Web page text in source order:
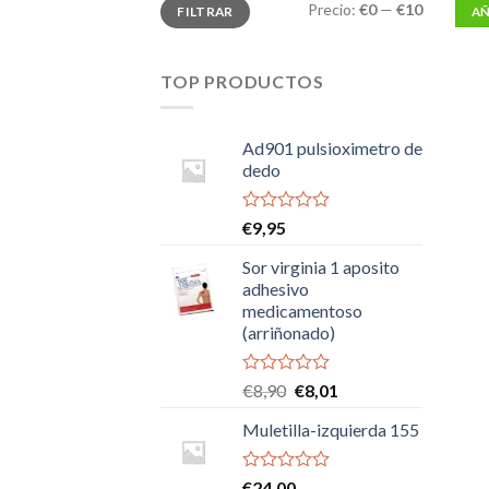
mínimo
máximo
FILTRAR Precio: €0— €10
TOP PRODUCTOS
Ad901 pulsioximetro de
dedo
Valorado
con
0
de
5
€9,95
Sor virginia 1 aposito
adhesivo
medicamentoso
(arriñonado)
Valorado
con
0
de
5
€8,90 El
original
era:
€8,90.
€8,01
actual
Muletilla-izquierda 155
Valorado